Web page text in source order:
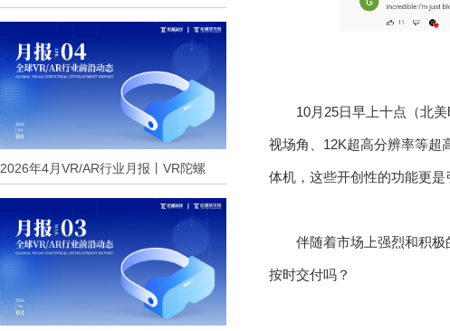
2026年4月VR/AR行业月报丨VR陀螺
10月25日早上十点（北
视场角、12K超高分辨率等超
体机，这些开创性的功能更是
伴随着市场上强烈和积
按时交付吗？